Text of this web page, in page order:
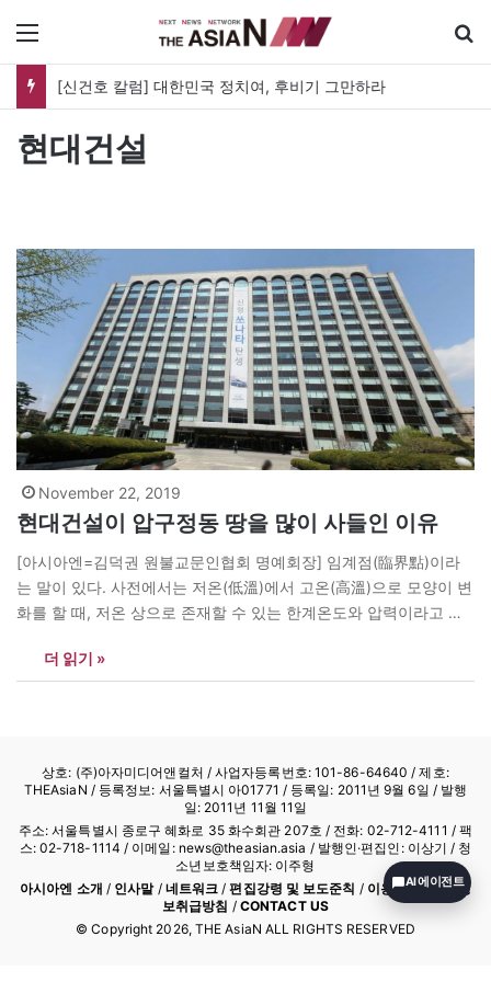
[신건호 칼럼] 대한민국 정치여, 후비기 그만하라
현대건설
November 22, 2019
현대건설이 압구정동 땅을 많이 사들인 이유
[아시아엔=김덕권 원불교문인협회 명예회장] 임계점(臨界點)이라
는 말이 있다. 사전에서는 저온(低溫)에서 고온(高溫)으로 모양이 변
화를 할 때, 저온 상으로 존재할 수 있는 한계온도와 압력이라고 쓰
건설사 4곳을 불렀다. 각 건설사는 어떻게 하면 수주(受注)를 받을
건지 고민할 때, 한 건설사는 서울지도를 펼쳐놓고 상습침수 구역 중
더 읽기 »
상호: (주)아자미디어앤컬처 /사업자등록번호: 101-86-64640 / 제호:
THEAsiaN / 등록정보: 서울특별시 아01771 / 등록일: 2011년 9월 6일 / 발행
일: 2011년 11월 11일
주소: 서울특별시 종로구 혜화로 35 화수회관 207호 / 전화: 02-712-4111 / 팩
스: 02-718-1114 / 이메일: news@theasian.asia / 발행인·편집인: 이상기 / 청
소년보호책임자: 이주형
아시아엔 소개 / 인사말/ 네트워크 /편집강령 및 보도준칙 / 이용약관/개인정
보취급방침 / CONTACT US
© Copyright 2026, THE AsiaN ALL RIGHTS RESERVED
AI 에이전트